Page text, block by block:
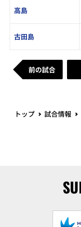
高島
古田島
前の試合
トップ 試合情報